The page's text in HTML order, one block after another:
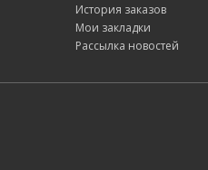
История заказов
Мои закладки
Рассылка новостей